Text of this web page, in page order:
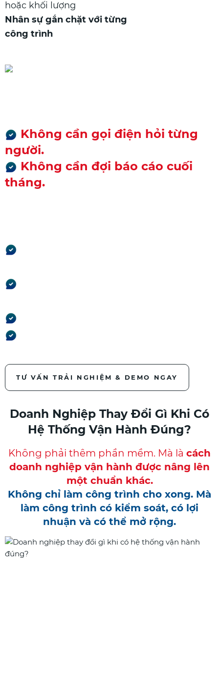
hoặc khối lượng
Nhân sự gắn chặt với từng
công trình
Không cần gọi điện hỏi từng
người.
Không cần đợi báo cáo cuối
tháng.
TƯ VẤN TRẢI NGHIỆM & DEMO NGAY
Doanh Nghiệp Thay Đổi Gì Khi Có
Hệ Thống Vận Hành Đúng?
Không phải thêm phần mềm. Mà là cách
doanh nghiệp vận hành được nâng lên
một chuẩn khác.
Không chỉ làm công trình cho xong. Mà
làm công trình có kiểm soát, có lợi
nhuận và có thể mở rộng.